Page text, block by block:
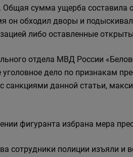
Общая сумма ущерба составила
он обходил дворы и
либо оставленные
отдела МВД России
дело по признакам
санкциями данной статьи,
фигуранта избрана мера
сотрудники полиции изъяли и